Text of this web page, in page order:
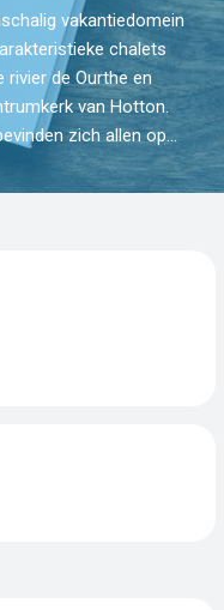
vakantiedomein
chalets
de Ourthe en
van Hotton.
zich allen op...